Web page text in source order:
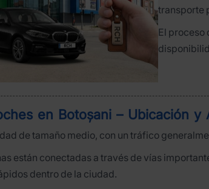
transporte
El proceso
en Botoșani – Ubicación y
de tamaño medio, con un tráfico
están conectadas a través de vías
dentro de la ciudad.